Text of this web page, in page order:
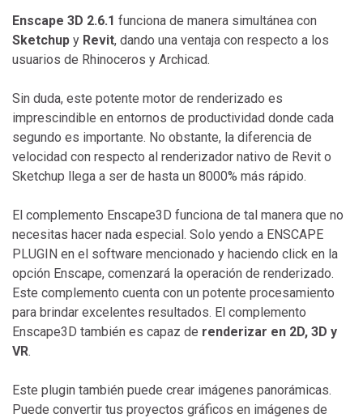
Enscape 3D 2.6.1 funciona de manera simultánea con
Sketchup y Revit, dando una ventaja con respecto a los
usuarios de Rhinoceros y Archicad.
Sin duda, este potente motor de renderizado es
imprescindible en entornos de productividad donde cada
segundo es importante. No obstante, la diferencia de
velocidad con respecto al renderizador nativo de Revit o
Sketchup llega a ser de hasta un 8000% más rápido.
El complemento Enscape3D funciona de tal manera que no
necesitas hacer nada especial. Solo yendo a ENSCAPE
PLUGIN en el software mencionado y haciendo click en la
opción Enscape, comenzará la operación de renderizado.
Este complemento cuenta con un potente procesamiento
para brindar excelentes resultados. El complemento
Enscape3D también es capaz de renderizar en 2D, 3D y
VR.
Este plugin también puede crear imágenes panorámicas.
Puede convertir tus proyectos gráficos en imágenes de